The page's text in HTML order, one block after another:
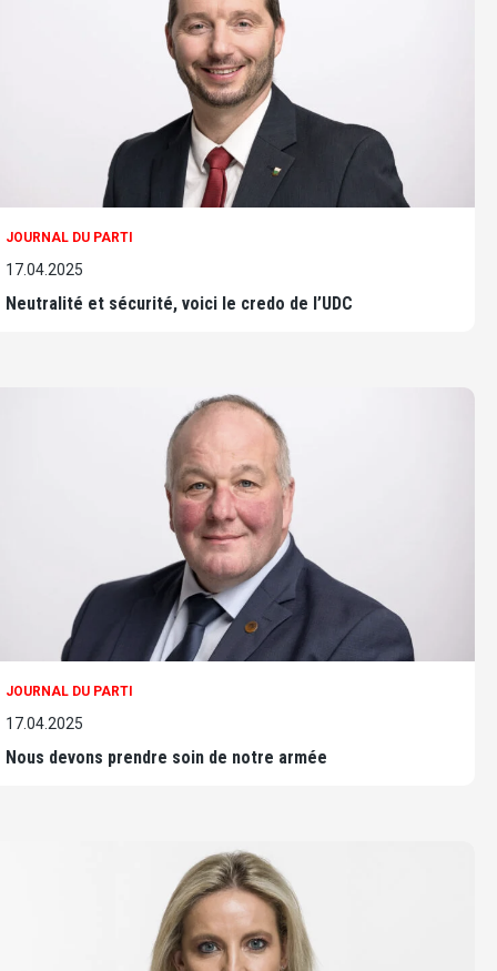
JOURNAL DU PARTI
17.04.2025
Neutralité et sécurité, voici le credo de l’UDC
JOURNAL DU PARTI
17.04.2025
Nous devons prendre soin de notre armée